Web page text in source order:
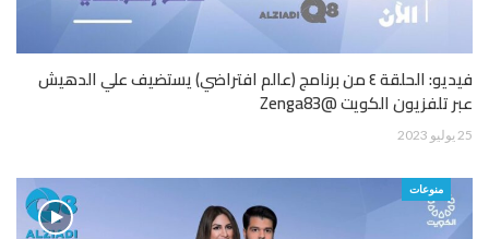
فيديو: الحلقة ٤ من برنامج (عالم افتراضي) يستضيف علي الدهيش
عبر تلفزيون الكويت @Zenga83
25 يوليو 2023
منوعات